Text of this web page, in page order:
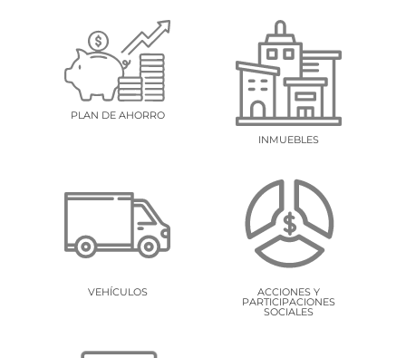
PLAN DE AHORRO
INMUEBLES
VEHÍCULOS ACCIONES Y
PARTICIPACIONES
SOCIALES